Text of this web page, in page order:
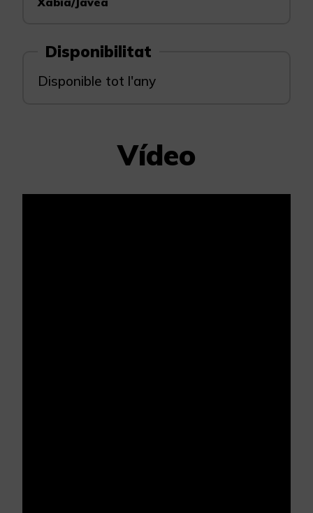
Disponibilitat
Disponible tot l'any
Vídeo